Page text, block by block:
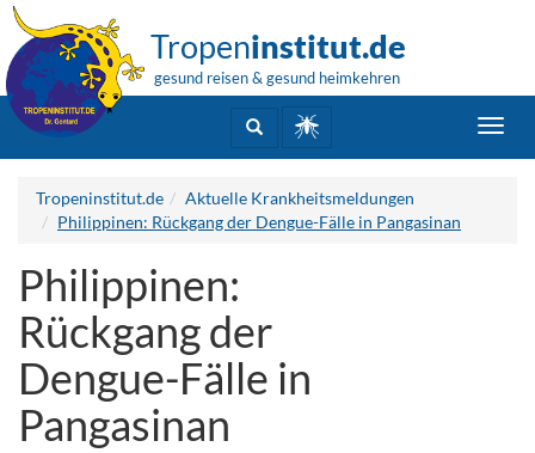
Tropeninstitut.de
gesund reisen & gesund heimkehren
Tropeninstitut.de
Aktuelle Krankheitsmeldungen
Philippinen: Rückgang der Dengue-Fälle in Pangasinan
Philippinen:
Rückgang der
Dengue-Fälle in
Pangasinan